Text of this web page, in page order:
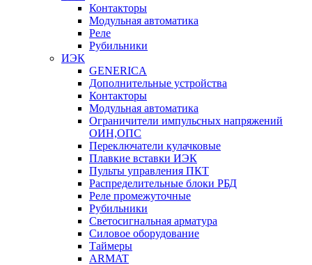
Контакторы
Модульная автоматика
Реле
Рубильники
ИЭК
GENERICA
Дополнительные устройства
Контакторы
Модульная автоматика
Ограничители импульсных напряжений
ОИН,ОПС
Переключатели кулачковые
Плавкие вставки ИЭК
Пульты управления ПКТ
Распределительные блоки РБД
Реле промежуточные
Рубильники
Светосигнальная арматура
Силовое оборудование
Таймеры
ARMAT